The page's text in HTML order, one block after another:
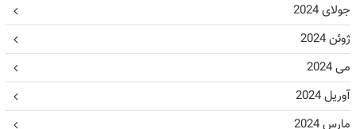
جولای 2024
ژوئن 2024
می 2024
آوریل 2024
مارس 2024